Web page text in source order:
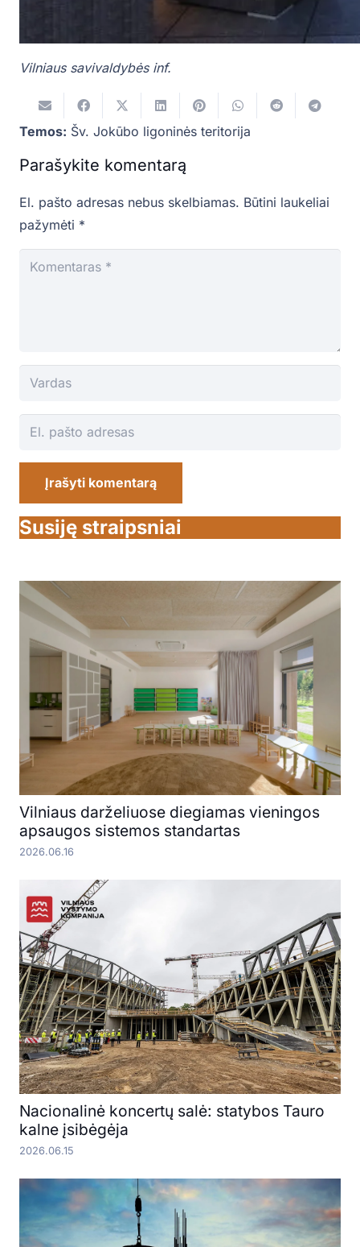
Vilniaus savivaldybės inf.
Temos: Šv. Jokūbo ligoninės teritorija
Parašykite komentarą
El. pašto adresas nebus skelbiamas. Būtini laukeliai
pažymėti *
Įrašyti komentarą
Susiję straipsniai
Vilniaus darželiuose diegiamas vieningos
apsaugos sistemos standartas
2026.06.16
Nacionalinė koncertų salė: statybos Tauro
kalne įsibėgėja
2026.06.15